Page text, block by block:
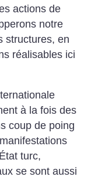
actions de
notre
structures, en
réalisables ici
à la fois des
coup de poing
turc,
se sont aussi